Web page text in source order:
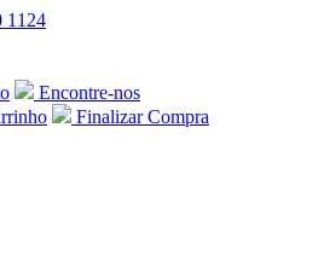
1124
Encontre-nos
Finalizar Compra